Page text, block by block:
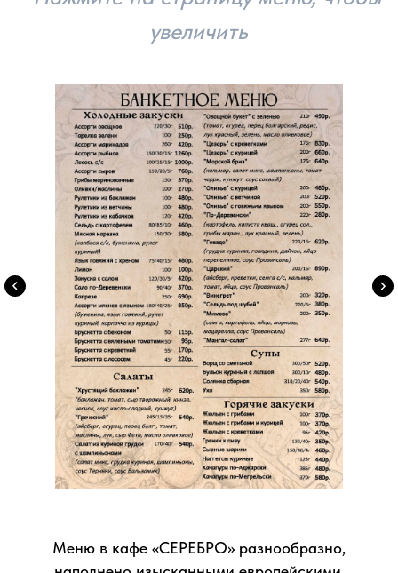
Меню в кафе «СЕРЕБРО» разнообразно,
Праздничные
мероприятия
Свадьба
Тимбилдинг
Бизнес встречи
23 февраля
8 марта
Забронировать место